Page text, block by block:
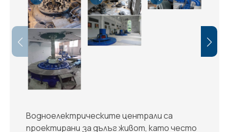
Водноелектрическите централи са
проектирани за дълъг живот, като често